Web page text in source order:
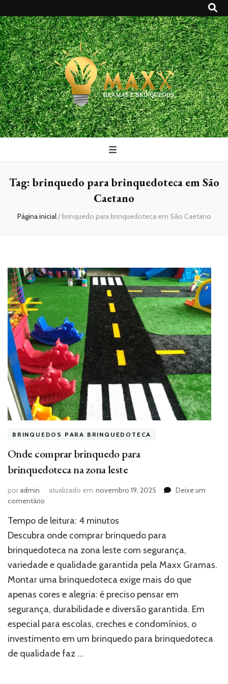
Maxx Gramas
Blog
Tag: brinquedo para brinquedoteca em São
Caetano
Página inicial/ brinquedo para brinquedoteca em São Caetano
BRINQUEDOS PARA BRINQUEDOTECA
Onde comprar brinquedo para
brinquedoteca na zona leste
poradmin atualizado em novembro 19, 2025
Deixe um
comentário
comprar
brinquedo
brinquedoteca
na
zona
leste
Tempo de leitura: 4 minutos
Descubra onde comprar brinquedo para
brinquedoteca na zona leste com segurança,
variedade e qualidade garantida pela Maxx Gramas.
Montar uma brinquedoteca exige mais do que
apenas cores e alegria: é preciso pensar em
segurança, durabilidade e diversão garantida. Em
especial para escolas, creches e condomínios, o
investimento em um brinquedo para brinquedoteca
de qualidade faz …